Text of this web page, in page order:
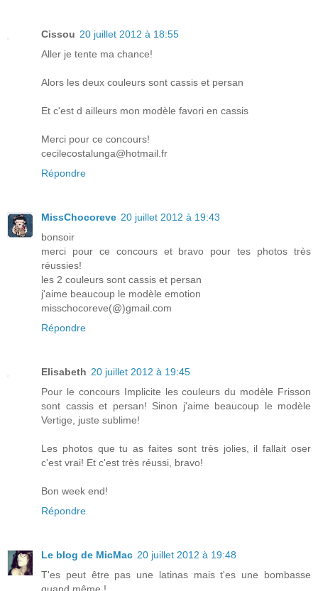
Cissou 20 juillet 2012 à 18:55
Aller je tente ma chance!
Alors les deux couleurs sont cassis et persan
Et c'est d ailleurs mon modèle favori en cassis
Merci pour ce concours!
cecilecostalunga@hotmail.fr
Répondre
MissChocoreve 20 juillet 2012 à 19:43
bonsoir
merci pour ce concours et bravo pour tes photos très
réussies!
les 2 couleurs sont cassis et persan
j'aime beaucoup le modèle emotion
misschocoreve(@)gmail.com
Répondre
Elisabeth 20 juillet 2012 à 19:45
Pour le concours Implicite les couleurs du modèle Frisson
sont cassis et persan! Sinon j'aime beaucoup le modèle
Vertige, juste sublime!
Les photos que tu as faites sont très jolies, il fallait oser
c'est vrai! Et c'est très réussi, bravo!
Bon week end!
Répondre
Le blog de MicMac 20 juillet 2012 à 19:48
T'es peut être pas une latinas mais t'es une bombasse